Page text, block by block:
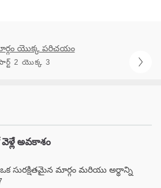
యొక్క పరిచయం
2 యొక్క 3
అవకాశం
సురక్షితమైన మార్గం మరియు అర్థాన్ని